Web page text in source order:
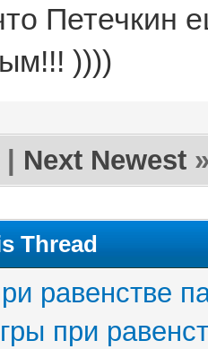
Петечкин
))))
Next Newest
Thread
равенстве
при